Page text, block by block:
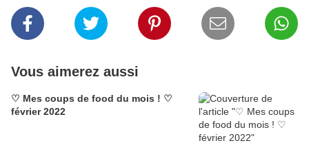
Vous aimerez aussi
♡ Mes coups de food du mois ! ♡
février 2022